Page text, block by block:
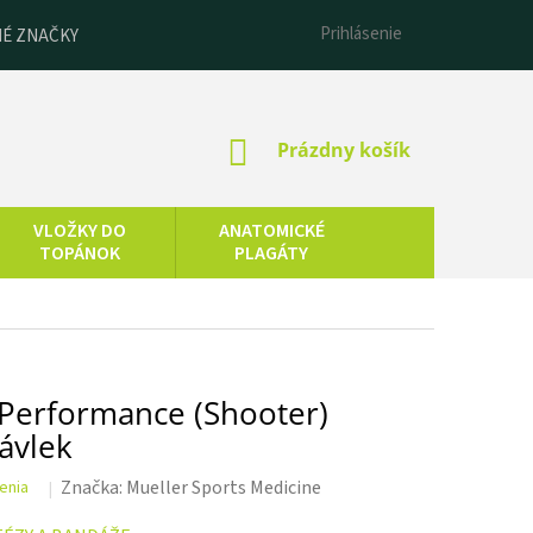
ZNAČKY Prihlásenie
NÁKUPNÝ
Prázdny košík
VLOŽKY DO
TOPÁNOK
ANATOMICKÉ
PLAGÁTY
OLEJE
(Shooter)
Značka: Mueller Sports Medicine